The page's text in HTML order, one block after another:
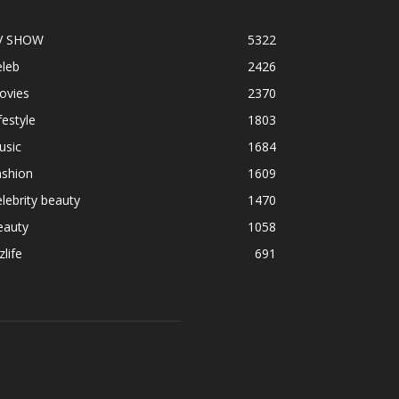
SHOW
5322
2426
2370
1803
1684
1609
beauty
1470
1058
691